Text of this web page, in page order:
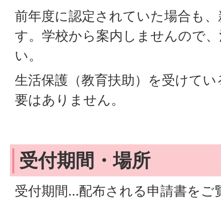
前年度に認定されていた場合も
す。学校から案内しませんので
い。
生活保護（教育扶助）を受けて
要はありません。
受付期間・場所
受付期間…配布される申請書をご